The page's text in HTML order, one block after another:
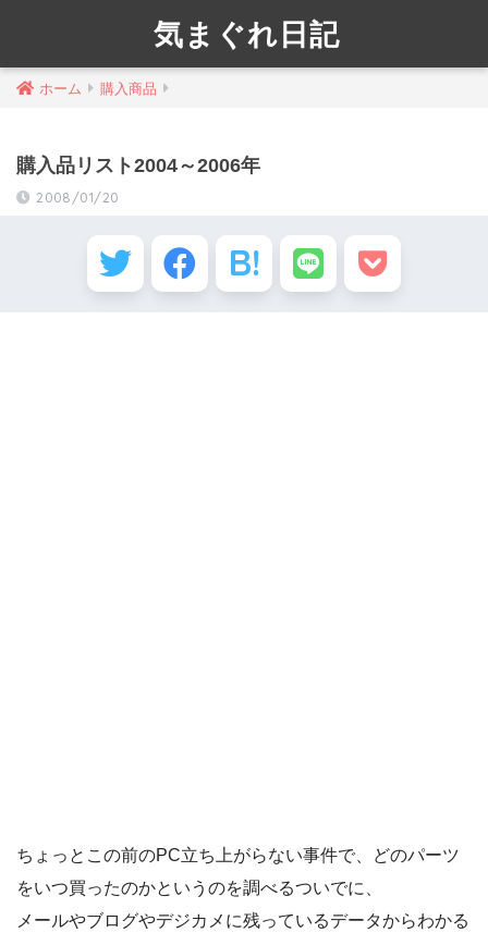
気まぐれ日記
ホーム 購入商品
購入品リスト2004～2006年
2008/01/20
ちょっとこの前のPC立ち上がらない事件で、どのパーツ
をいつ買ったのかというのを調べるついでに、
メールやブログやデジカメに残っているデータからわかる